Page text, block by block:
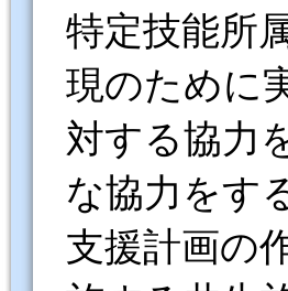
特定技能所
現のために
対する協力
な協力をす
支援計画の